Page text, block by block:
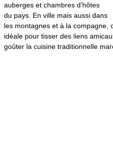
auberges et chambres d’hôtes
du pays. En ville mais aussi dans
les montagnes et à la compagne,
idéale pour tisser des liens
goûter la cuisine traditionnelle